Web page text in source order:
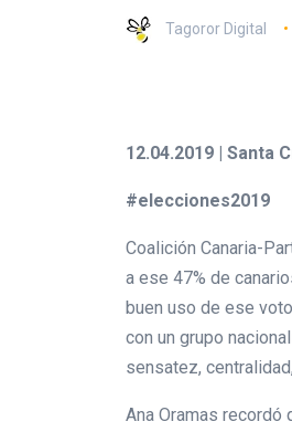
Tagoror Digital
12.04.2019 | Santa
#elecciones2019
Coalición Canaria-
a ese 47% de
buen uso de ese
con un grupo
sensatez,
Ana Oramas